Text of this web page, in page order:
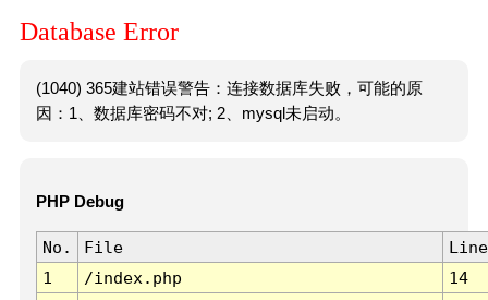
Database Error
(1040) 365建站错误警告：连接数据库失败，可能的原
因：1、数据库密码不对; 2、mysql未启动。
PHP Debug
No. File
Line
1
/index.php 14